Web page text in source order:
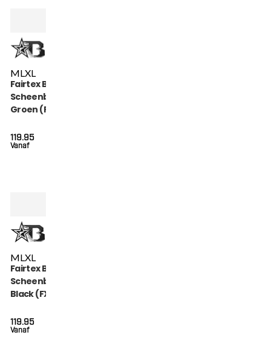
MLXL
Fairtex Booster
Scheenbeschermers
Groen (FXB SG
Vanaf
119.95
ML XL
Fairtex Booster
Scheenbeschermers
Black (FXB SG BLACK)
Vanaf
119.95